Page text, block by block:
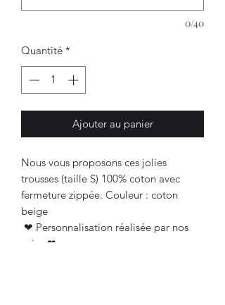
0/40
Quantité *
Ajouter au panier
Nous vous proposons ces jolies
trousses (taille S) 100% coton avec
fermeture zippée. Couleur : coton
beige
❤ Personnalisation réalisée par nos
soins ❤